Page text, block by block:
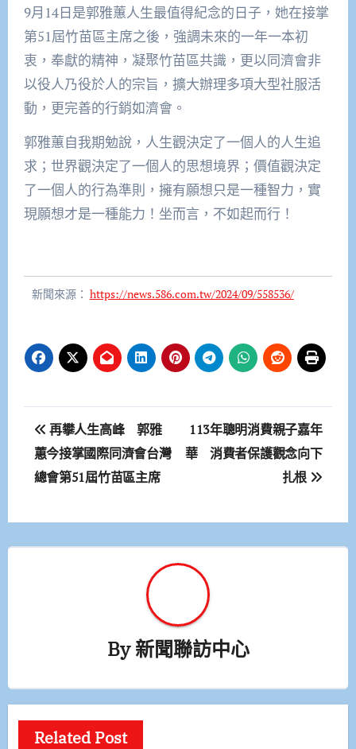
9月14日是郭雅蕙人生最值得紀念的日子，她在接掌
第51屆竹苗區主席之後，強調未來的一年一本初
衷，奉獻的精神，凝聚竹苗區共識，更以同濟會非
以役人乃役於人的宗旨，擴大辦理多項大型社服活
動，更完善的行銷如濟會。
郭雅蕙自我期勉說，人生觀決定了一個人的人生追
求；世界觀決定了一個人的思想境界；價值觀決定
了一個人的行為準則，擁有願想只是一種智力，實
現願想才是一種能力！坐而言，不如起而行！
新聞來源： https://news.586.com.tw/2024/09/558536/
文
章
導
覽
再攀人生高峰 郭雅
蕙今接掌國際同濟會台灣
總會第51屆竹苗區主席
113年聰明消費親子嘉年
華 消費者保護觀念向下
扎根
By新聞聯訪中心
Related Post